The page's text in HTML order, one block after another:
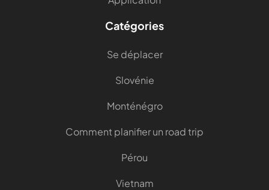
Catégories
Se déplacer
Slovénie
Monténégro
Comment planifier un road trip
Pérou
Vietnam